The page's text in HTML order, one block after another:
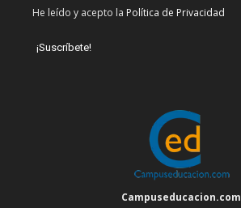
He leído y acepto la Política de Privacidad
Campuseducacion.com